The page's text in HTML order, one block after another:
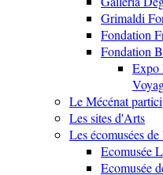
Grimaldi
Fondation
Fondation
Expo
Le Mécénat
Les sites d'Arts
Les écomusées
Ecomusée
Ecomusée